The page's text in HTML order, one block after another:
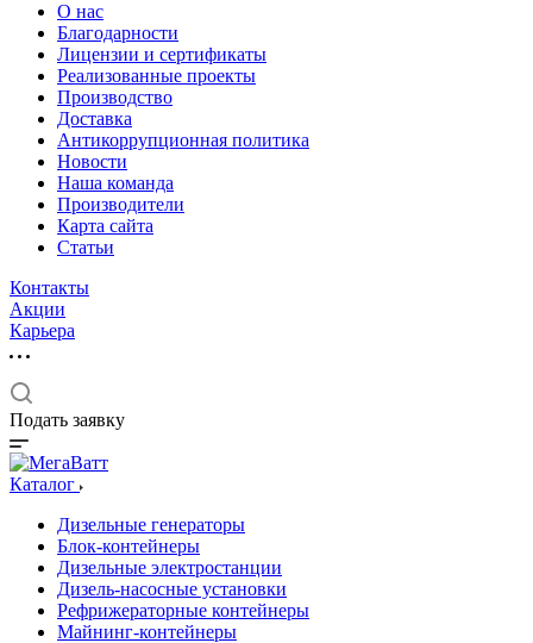
О нас
Благодарности
Лицензии и сертификаты
Реализованные проекты
Производство
Доставка
Антикоррупционная политика
Новости
Наша команда
Производители
Карта сайта
Статьи
Контакты
Акции
Карьера
Подать заявку
Каталог
Дизельные генераторы
Блок-контейнеры
Дизельные электростанции
Дизель-насосные установки
Рефрижераторные контейнеры
Майнинг-контейнеры